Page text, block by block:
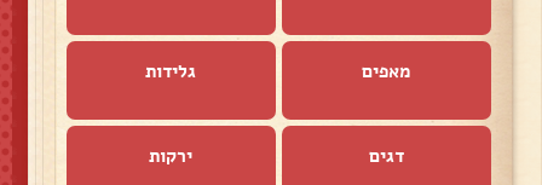
מאפים גלידות
דגים ירקות